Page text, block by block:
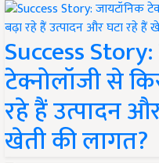
Success
टेक्नोलॉजी से
रहे हैं उत्पादन
खेती की लागत?